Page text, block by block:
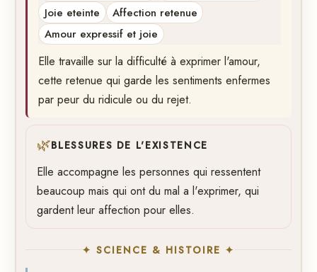
Joie eteinte
Affection retenue
Amour expressif et joie
Elle travaille sur la difficulté à exprimer l'amour,
cette retenue qui garde les sentiments enfermes
par peur du ridicule ou du rejet.
🌿BLESSURES DE L'EXISTENCE
Elle accompagne les personnes qui ressentent
beaucoup mais qui ont du mal a l'exprimer, qui
gardent leur affection pour elles.
✦ SCIENCE & HISTOIRE ✦